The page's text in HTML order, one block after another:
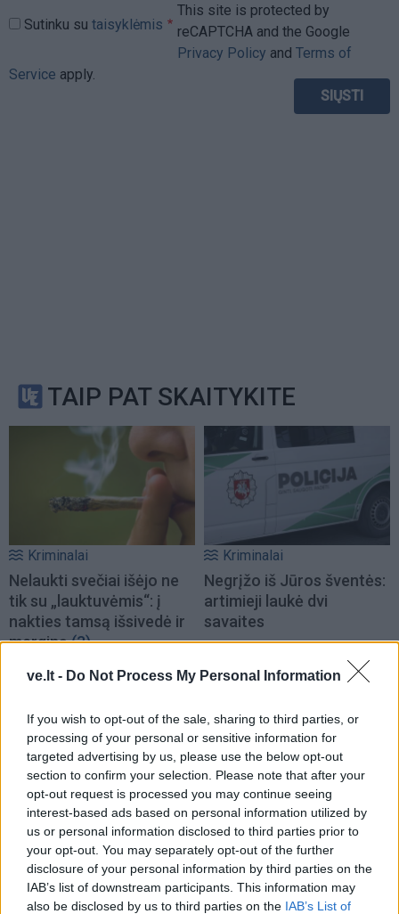
ve.lt - Do Not Process My Personal Information
If you wish to opt-out of the sale, sharing to third parties, or
processing of your personal or sensitive information for
targeted advertising by us, please use the below opt-out
section to confirm your selection. Please note that after your
opt-out request is processed you may continue seeing
interest-based ads based on personal information utilized by
us or personal information disclosed to third parties prior to
your opt-out. You may separately opt-out of the further
disclosure of your personal information by third parties on the
IAB’s list of downstream participants. This information may
also be disclosed by us to third parties on the IAB’s List of
Sutinku su taisyklėmis
This site is protected by
reCAPTCHA and the Google
Privacy Policy and Terms of
Service apply.
TAIP PAT SKAITYKITE
Kriminalai
Nelaukti svečiai išėjo ne
tik su „lauktuvėmis“: į
nakties tamsą išsivedė ir
merginą(3)
Kriminalai
Negrįžo iš Jūros šventės:
artimieji laukė dvi
savaites
Kriminalai
Dviem Klaipėdos
gimnazistams už kanapių
pagrobimą ir platinimą –
lygtinis laisvės atėmimas
Kriminalai
„Fūristas“ į judrią
sankryžą įlėkė „ant
rankinio“: vilkiko
puspriekabės ratai pakilo
į orą(7)